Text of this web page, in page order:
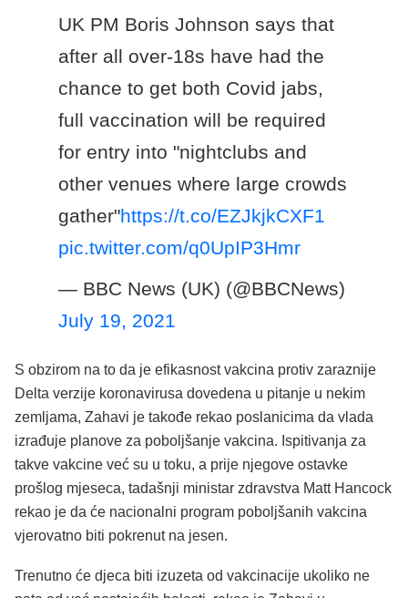
UK PM Boris Johnson says that
after all over-18s have had the
chance to get both Covid jabs,
full vaccination will be required
for entry into "nightclubs and
other venues where large crowds
gather"https://t.co/EZJkjkCXF1
pic.twitter.com/q0UpIP3Hmr
— BBC News (UK) (@BBCNews)
July 19, 2021
S obzirom na to da je efikasnost vakcina protiv zaraznije
Delta verzije koronavirusa dovedena u pitanje u nekim
zemljama, Zahavi je takođe rekao poslanicima da vlada
izrađuje planove za poboljšanje vakcina. Ispitivanja za
takve vakcine već su u toku, a prije njegove ostavke
prošlog mjeseca, tadašnji ministar zdravstva Matt Hancock
rekao je da će nacionalni program poboljšanih vakcina
vjerovatno biti pokrenut na jesen.
Trenutno će djeca biti izuzeta od vakcinacije ukoliko ne